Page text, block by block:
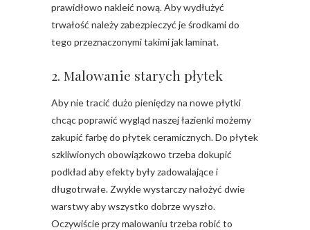
prawidłowo nakleić nową. Aby wydłużyć
trwałość należy zabezpieczyć je środkami do
tego przeznaczonymi takimi jak laminat.
2. Malowanie starych płytek
Aby nie tracić dużo pieniędzy na nowe płytki
chcąc poprawić wygląd naszej łazienki możemy
zakupić farbę do płytek ceramicznych. Do płytek
szkliwionych obowiązkowo trzeba dokupić
podkład aby efekty były zadowalające i
długotrwałe. Zwykle wystarczy nałożyć dwie
warstwy aby wszystko dobrze wyszło.
Oczywiście przy malowaniu trzeba robić to